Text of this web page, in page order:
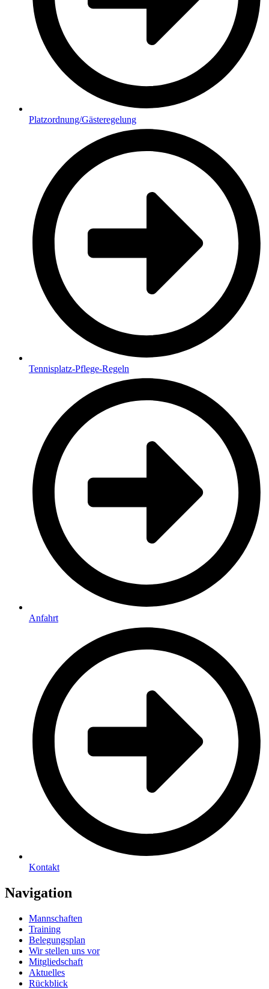
Platzordnung/Gästeregelung
Tennisplatz-Pflege-Regeln
Anfahrt
Kontakt
Navigation
Mannschaften
Training
Belegungsplan
Wir stellen uns vor
Mitgliedschaft
Aktuelles
Rückblick